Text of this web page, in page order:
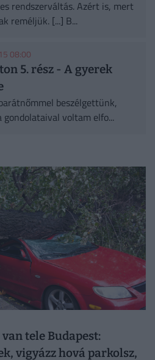
rendszerváltás. Azért is, mert
reméljük. [...] B...
08:00
5. rész - A gyerek
beszélgettünk,
gondolataival voltam elfo...
tele Budapest:
vigyázz hová parkolsz,